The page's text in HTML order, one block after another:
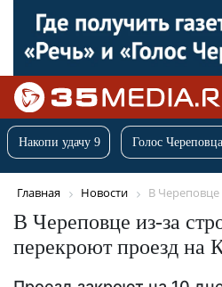
Накопи удачу 9 Голос Череповца
Главная Новости В Череповце
В Череповце из-за
перекроют проезд